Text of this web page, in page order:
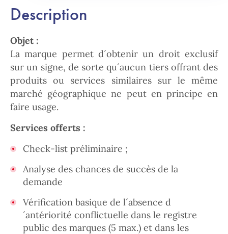
Description
Objet :
La marque permet d´obtenir un droit exclusif
sur un signe, de sorte qu´aucun tiers offrant des
produits ou services similaires sur le même
marché géographique ne peut en principe en
faire usage.
Services offerts :
Check-list préliminaire ;
Analyse des chances de succès de la
demande
Vérification basique de l´absence d
´antériorité conflictuelle dans le registre
public des marques (5 max.) et dans les